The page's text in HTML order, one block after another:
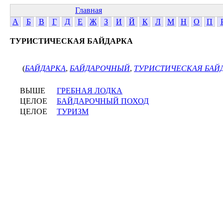
Главная
А
Б В Г Д Е Ж З И Й К Л М Н О П
ТУРИСТИЧЕСКАЯ БАЙДАРКА
(БАЙДАРКА, БАЙДАРОЧНЫЙ, ТУРИСТИЧЕСКАЯ
ВЫШЕ
ГРЕБНАЯ ЛОДКА
ЦЕЛОЕ
БАЙДАРОЧНЫЙ ПОХОД
ЦЕЛОЕ
ТУРИЗМ